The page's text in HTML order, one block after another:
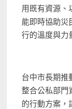
用既有資源、
能即時協助災
行的溫度與力
台中市長期推
整合公私部門
的行動方案，